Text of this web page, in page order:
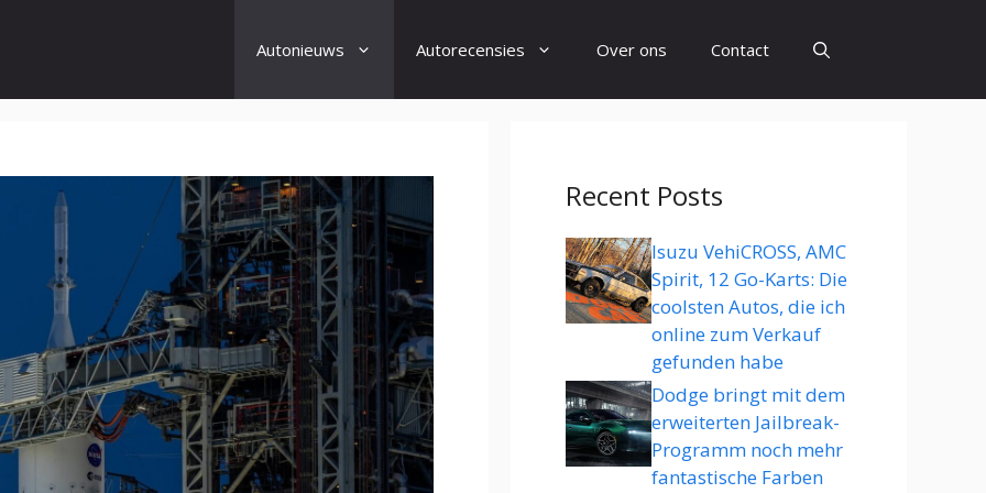
Autonieuws Autorecensies Over ons Contact
Recent Posts
Isuzu VehiCROSS, AMC
Spirit, 12 Go-Karts: Die
coolsten Autos, die ich
online zum Verkauf
gefunden habe
Dodge bringt mit dem
erweiterten Jailbreak-
Programm noch mehr
fantastische Farben